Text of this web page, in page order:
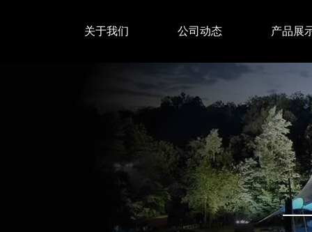
关于我们 公司动态 产品展